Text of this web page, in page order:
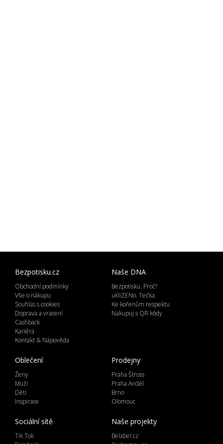
Bezpotisku.cz
Obchodní podmínky
Vše o nákupu
Souhlas s cookies
Doprava a vracení
Cashback
Kariéra
Kontakt & Nápověda
Naše DNA
Bezpotisku. Proč?
ukliZENo. Tečka.
Ke kořenům respektu
Nakupuj s QR kódy
Oblečení
Ženy
Muži
Děti
Inspirace
Prodejny
Praha Štross
Praha Anděl
Brno
Olomouc
Sociální sítě
Tik Tok
Naše projekty
Belabel.cz